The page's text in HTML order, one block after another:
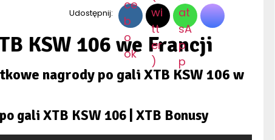
Udostępnij:
KSW 106 we Francji
nagrody po gali XTB KSW 106 w
gali XTB KSW 106 | XTB Bonusy